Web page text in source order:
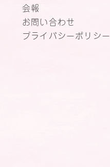
会報
お問い合わせ
プライバシーポリシー